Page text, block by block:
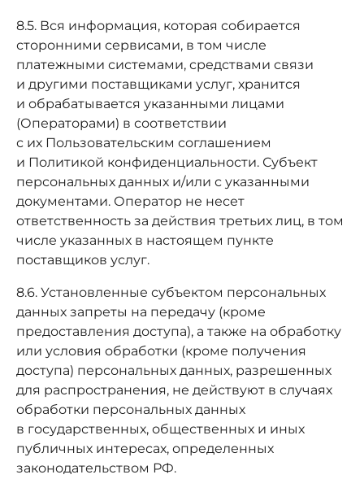
8.5. Вся информация, которая собирается
сторонними сервисами, в том числе
платежными системами, средствами связи
и другими поставщиками услуг, хранится
и обрабатывается указанными лицами
(Операторами) в соответствии
с их Пользовательским соглашением
и Политикой конфиденциальности. Субъект
персональных данных и/или с указанными
документами. Оператор не несет
ответственность за действия третьих лиц, в том
числе указанных в настоящем пункте
поставщиков услуг.
8.6. Установленные субъектом персональных
данных запреты на передачу (кроме
предоставления доступа), а также на обработку
или условия обработки (кроме получения
доступа) персональных данных, разрешенных
для распространения, не действуют в случаях
обработки персональных данных
в государственных, общественных и иных
публичных интересах, определенных
законодательством РФ.